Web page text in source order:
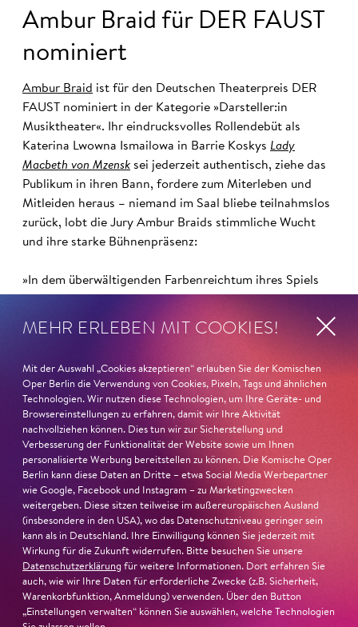
Ambur Braid für DER FAUST
nominiert
Ambur Braid ist für den Deutschen Theaterpreis DER
FAUST nominiert in der Kategorie »Darsteller:in
Musiktheater«. Ihr eindrucksvolles Rollendebüt als
Katerina Lwowna Ismailowa in Barrie Koskys Lady
Macbeth von Mzensk sei jederzeit authentisch, ziehe das
Publikum in ihren Bann, fordere zum Miterleben und
Mitleiden heraus – niemand im Saal bliebe teilnahmslos
zurück, lobt die Jury Ambur Braids stimmliche Wucht
und ihre starke Bühnenpräsenz:
»In dem überwältigenden Farbenreichtum ihres Spiels
wie die verzweifelte Einsamkeit ihrer Figur.«Jury-
22. Juni 2026
MEHR ERLEBEN MIT COOKIES!
Mit der Auswahl „Cookies akzeptieren“ erlauben Sie der Komischen
Oper Berlin die Verwendung von Cookies, Pixeln, Tags und ähnlichen
Technologien. Wir nutzen diese Technologien, um Ihre Geräte- und
Browsereinstellungen zu erfahren, damit wir Ihre Aktivität
nachvollziehen können. Dies tun wir zur Sicherstellung und
Verbesserung der Funktionalität der Website sowie um Ihnen
personalisierte Werbung bereitstellen zu können. Die Komische Oper
Berlin kann diese Daten an Dritte – etwa Social Media Werbepartner
wie Google, Facebook und Instagram – zu Marketingzwecken
weitergeben. Diese sitzen teilweise im außereuropäischen Ausland
(insbesondere in den USA), wo das Datenschutzniveau geringer sein
kann als in Deutschland. Ihre Einwilligung können Sie jederzeit mit
Wirkung für die Zukunft widerrufen. Bitte besuchen Sie unsere
Datenschutzerklärung für weitere Informationen. Dort erfahren Sie
auch, wie wir Ihre Daten für erforderliche Zwecke (z.B. Sicherheit,
Warenkorbfunktion, Anmeldung) verwenden. Über den Button
„Einstellungen verwalten“ können Sie auswählen, welche Technologien